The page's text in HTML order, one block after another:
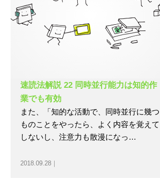
速読法解説 22 同時並行能力は知的作
業でも有効
また、「知的な活動で、同時並行に幾つ
ものことをやったら、よく内容を覚えて
しないし、注意力も散漫になっ…
2018.09.28｜